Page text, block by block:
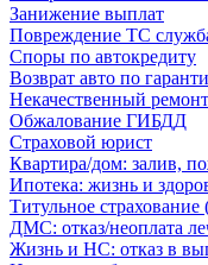
Занижение выплат
Повреждение ТС
Споры по автокредиту
Возврат авто по
Некачественный
Обжалование ГИБДД
Страховой юрист
Квартира/дом: залив,
Ипотека: жизнь и
Титульное
ДМС: отказ/неоплата
Жизнь и НС: отказ в